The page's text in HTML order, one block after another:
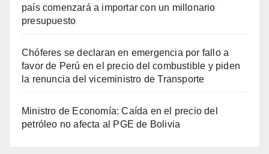
país comenzará a importar con un millonario
presupuesto
Chóferes se declaran en emergencia por fallo a
favor de Perú en el precio del combustible y piden
la renuncia del viceministro de Transporte
Ministro de Economía: Caída en el precio del
petróleo no afecta al PGE de Bolivia